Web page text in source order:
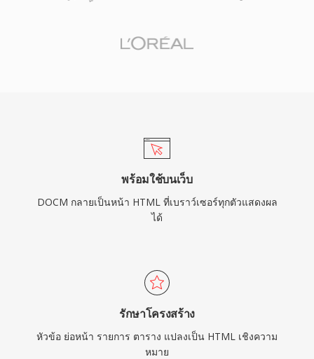
พร้อมใช้บนเว็บ
DOCM กลายเป็นหน้า HTML ที่เบราว์เซอร์ทุกตัวแสดงผล
ได้
รักษาโครงสร้าง
หัวข้อ ย่อหน้า รายการ ตาราง แปลงเป็น HTML เชิงความ
หมาย